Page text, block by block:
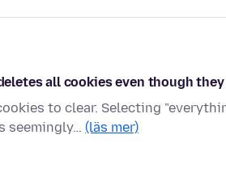
all cookies even though
to clear. Selecting
seemingly… (läs mer)